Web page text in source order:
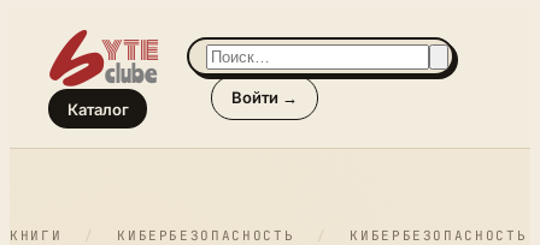
Каталог
Войти →
КНИГИ / КИБЕРБЕЗОПАСНОСТЬ /
КИБЕРБЕЗОПАСНОСТЬ